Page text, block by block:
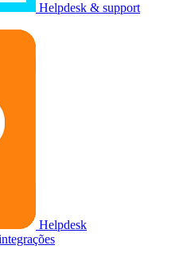
Helpdesk & support
Helpdesk